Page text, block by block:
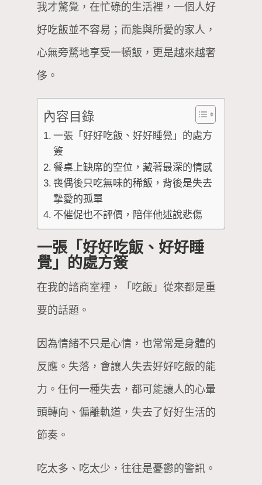
我才驚覺，在忙碌的生活裡，一個人好
好吃飯並不容易；而能與所愛的家人，
心無旁騖地享受一頓飯，更是越來越奢
侈。
內容目錄
一張「好好吃飯、好好睡覺」的處方
簽
餐桌上缺席的空位，藏著最深的情感
喪偶後只吃無味的稀飯，背後是失去
摯愛的孤單
不催促也不評價，陪伴他述說悲傷
一張「好好吃飯、好好睡
覺」的處方簽
在我的諮商室裡，「吃飯」從來都是重
要的話題。
因為情緒不只是心情，也常常是身體的
反應。失落，會讓人失去好好吃飯的能
力。任何一種失去，都可能讓人的心暈
頭轉向、偏離軌道，失去了好好生活的
節奏。
吃太多、吃太少，往往是憂鬱的警訊。